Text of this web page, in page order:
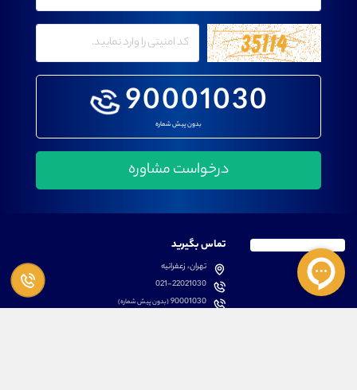
90001030
بدون پیش شماره
تماس بگیرید
تهران، زعفرانیه
021-22021030
90001030(بدون پیش شماره)